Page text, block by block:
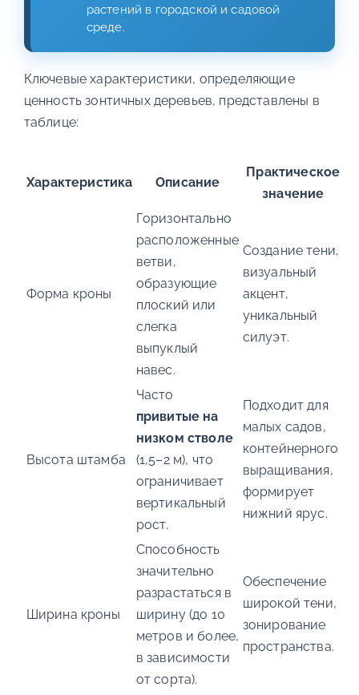
растений в городской и садовой
среде.
Ключевые характеристики, определяющие
ценность зонтичных деревьев, представлены в
таблице:
Характеристика Описание
Практическое
значение
Форма кроны
Горизонтально
расположенные
ветви,
образующие
плоский или
слегка
выпуклый
навес.
Создание тени,
визуальный
акцент,
уникальный
силуэт.
Высота штамба
Часто
привитые на
низком стволе
(1,5–2 м), что
ограничивает
вертикальный
рост.
Подходит для
малых садов,
контейнерного
выращивания,
формирует
нижний ярус.
Ширина кроны
Способность
значительно
разрастаться в
ширину (до 10
метров и более,
в зависимости
от сорта).
Обеспечение
широкой тени,
зонирование
пространства.